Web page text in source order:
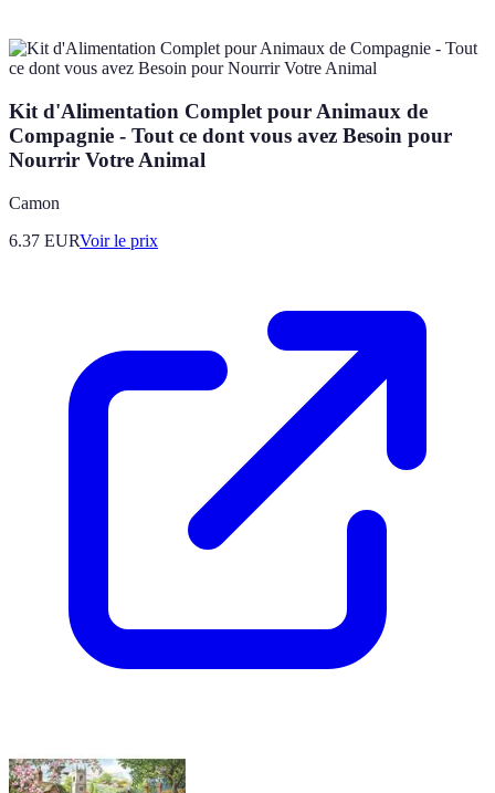
Kit d'Alimentation Complet pour Animaux de
Compagnie - Tout ce dont vous avez Besoin pour
Nourrir Votre Animal
Camon
6.37 EURVoir le prix